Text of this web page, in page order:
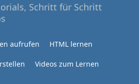
Schritt für Schritt
aufrufen HTML lernen
Videos zum Lernen